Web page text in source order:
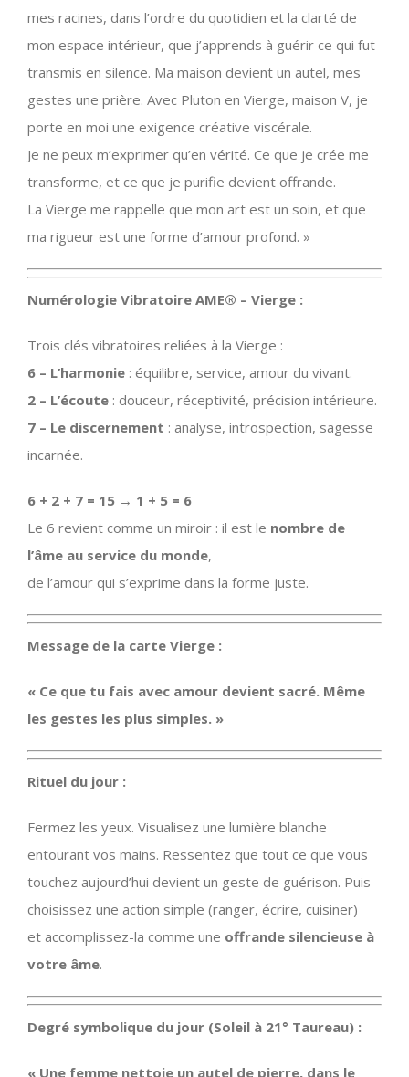
mes racines, dans l’ordre du quotidien et la clarté de
mon espace intérieur, que j’apprends à guérir ce qui fut
transmis en silence. Ma maison devient un autel, mes
gestes une prière. Avec Pluton en Vierge, maison V, je
porte en moi une exigence créative viscérale.
Je ne peux m’exprimer qu’en vérité. Ce que je crée me
transforme, et ce que je purifie devient offrande.
La Vierge me rappelle que mon art est un soin, et que
ma rigueur est une forme d’amour profond. »
Numérologie Vibratoire AME® – Vierge :
Trois clés vibratoires reliées à la Vierge :
6 – L’harmonie : équilibre, service, amour du vivant.
2 – L’écoute : douceur, réceptivité, précision intérieure.
7 – Le discernement : analyse, introspection, sagesse
incarnée.
6 + 2 + 7 = 15 → 1 + 5 = 6
Le 6 revient comme un miroir : il est le nombre de
l’âme au service du monde,
de l’amour qui s’exprime dans la forme juste.
Message de la carte Vierge :
« Ce que tu fais avec amour devient sacré. Même
les gestes les plus simples. »
Rituel du jour :
Fermez les yeux. Visualisez une lumière blanche
entourant vos mains. Ressentez que tout ce que vous
touchez aujourd’hui devient un geste de guérison. Puis
choisissez une action simple (ranger, écrire, cuisiner)
et accomplissez-la comme une offrande silencieuse à
votre âme.
Degré symbolique du jour (Soleil à 21° Taureau) :
« Une femme nettoie un autel de pierre, dans le